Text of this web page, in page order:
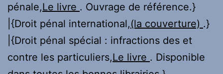
pénale,Le livre . Ouvrage de référence.}
|{Droit pénal international,(la couverture) .}
|{Droit pénal spécial : infractions des et
contre les particuliers,Le livre . Disponible